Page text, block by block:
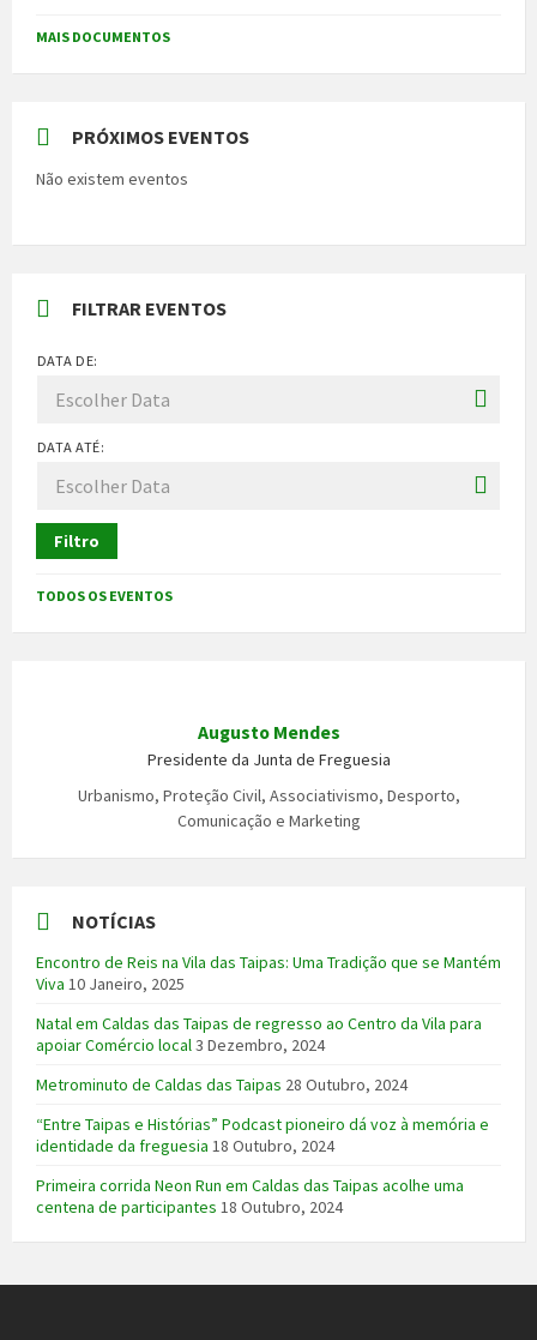
MAIS DOCUMENTOS
PRÓXIMOS EVENTOS
Não existem eventos
FILTRAR EVENTOS
DATA DE:
DATA ATÉ:
Filtro
TODOS OS EVENTOS
Augusto Mendes
Presidente da Junta de Freguesia
Urbanismo, Proteção Civil, Associativismo, Desporto,
Comunicação e Marketing
NOTÍCIAS
Encontro de Reis na Vila das Taipas: Uma Tradição que se Mantém
Viva 10 Janeiro, 2025
Natal em Caldas das Taipas de regresso ao Centro da Vila para
apoiar Comércio local3 Dezembro, 2024
Metrominuto de Caldas das Taipas 28 Outubro, 2024
“Entre Taipas e Histórias” Podcast pioneiro dá voz à memória e
identidade da freguesia 18 Outubro, 2024
Primeira corrida Neon Run em Caldas das Taipas acolhe uma
centena de participantes 18 Outubro, 2024